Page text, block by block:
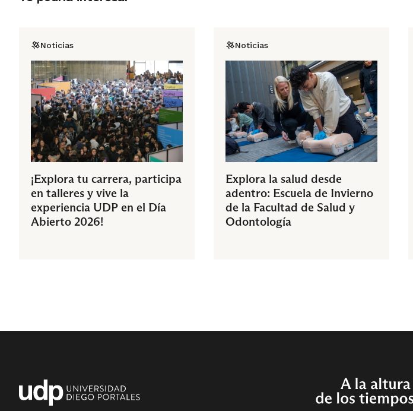
Noticias
¡Explora tu carrera, participa
en talleres y vive la
experiencia UDP en el Día
Abierto 2026!
Noticias
Explora la salud desde
adentro: Escuela de Invierno
de la Facultad de Salud y
Odontología